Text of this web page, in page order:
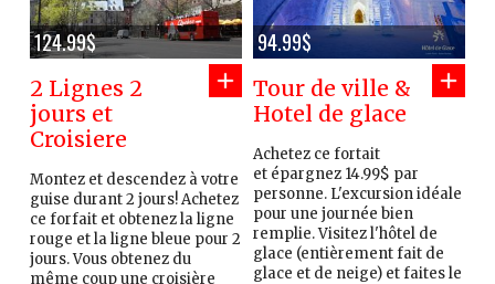
124.99$
2 Lignes 2
jours et
Croisiere
Montez et descendez à votre
guise durant 2 jours! Achetez
ce forfait et obtenez la ligne
rouge et la ligne bleue pour 2
jours. Vous obtenez du
même coup une croisière
94.99$
Tour de ville &
Hotel de glace
Achetez ce fortait
et épargnez 14.99$ par
personne. L'excursion idéale
pour une journée bien
remplie. Visitez l'hôtel de
glace (entièrement fait de
glace et de neige) et faites le